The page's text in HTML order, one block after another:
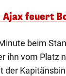
feuert
beim
ihn vom Platz
der